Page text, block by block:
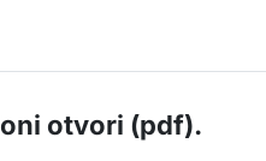
otvori (pdf).